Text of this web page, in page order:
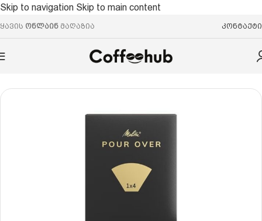
Skip to navigation Skip to main content
ყავის ონლაინ მაღაზია კონტაქტი